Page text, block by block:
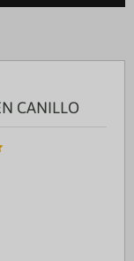
CANILLO